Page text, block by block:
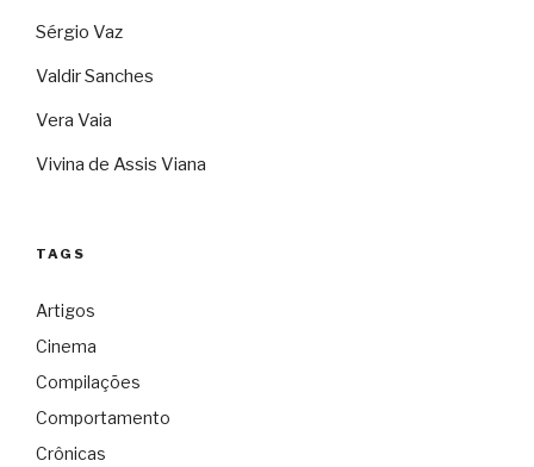
Sérgio Vaz
Valdir Sanches
Vera Vaia
Vivina de Assis Viana
TAGS
Artigos
Cinema
Compilações
Comportamento
Crônicas